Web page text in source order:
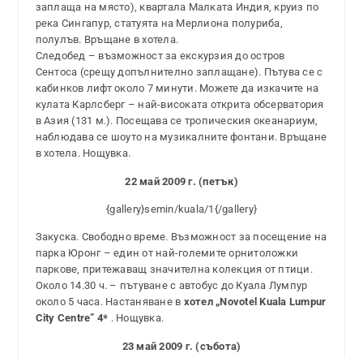
заплаща на място), квартала Малката Индия, круиз по
река Сингапур, статуята на Мерлиона полуриба,
полулъв. Връщане в хотела.
Следобед – възможност за екскурзия до остров
Сентоса (срещу допълнително заплащане). Пътува се с
кабинков лифт около 7 минути. Можете да изкачите на
кулата Карлсберг – най-високата открита обсерватория
в Азия (131 м.). Посещава се тропическия океанариум,
наблюдава се шоуто на музикалните фонтани. Връщане
в хотела. Нощувка.
22 май 2009 г. (петък)
{gallery}semin/kuala/1{/gallery}
Закуска. Свободно време. Възможност за посещение на
парка Юронг – един от най-големите орнитоложки
паркове, притежаващ значителна колекция от птици.
Около 14.30 ч. – пътуване с автобус до Куала Лумпур
около 5 часа. Настаняване в хотел „Novotel Kuala Lumpur
City Centre” 4* . Нощувка.
23 май 2009 г. (събота)